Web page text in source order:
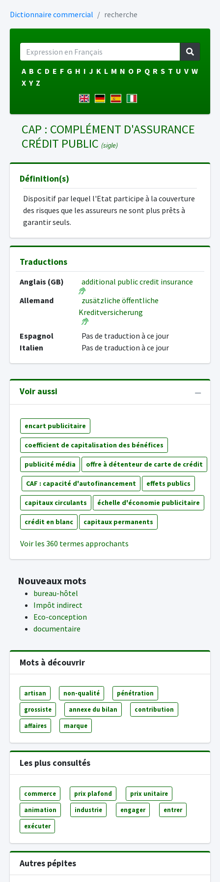
Dictionnaire commercial recherche
A B C D E F G H I J K L M N O P Q R S T U V W
X Y Z
CAP : COMPLÉMENT D'ASSURANCE
CRÉDIT PUBLIC (sigle)
Définition(s)
Dispositif par lequel l'Etat participe à la couverture
des risques que les assureurs ne sont plus prêts à
garantir seuls.
Traductions
Anglais (GB)
additional public credit insurance
Allemand
zusätzliche öffentliche
Kreditversicherung
Espagnol
Pas de traduction à ce jour
Italien
Pas de traduction à ce jour
Voir aussi
encart publicitaire
coefficient de capitalisation des bénéfices
publicité média offre à détenteur de carte de crédit
CAF : capacité d'autofinancement effets publics
capitaux circulants échelle d'économie publicitaire
crédit en blanc capitaux permanents
Voir les 360 termes approchants
Nouveaux mots
bureau-hôtel
Impôt indirect
Eco-conception
documentaire
Mots à découvrir
artisan non-qualité pénétration
grossiste annexe du bilan contribution
affaires marque
Les plus consultés
commerce prix plafond prix unitaire
animation industrie engager entrer
exécuter
Autres pépites